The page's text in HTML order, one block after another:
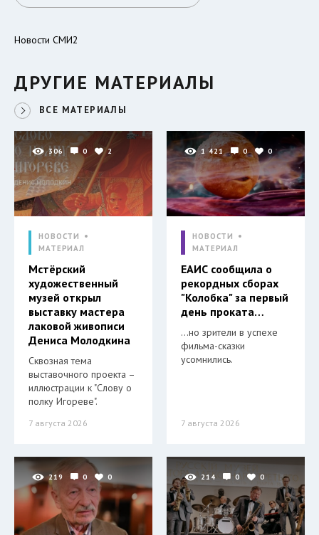
Новости СМИ2
ДРУГИЕ МАТЕРИАЛЫ
ВСЕ МАТЕРИАЛЫ
306 0 2
НОВОСТИ
МАТЕРИАЛ
Мстёрский
художественный
музей открыл
выставку мастера
лаковой живописи
Дениса Молодкина
Сквозная тема
выставочного проекта –
иллюстрации к "Слову о
полку Игореве".
7 августа 2026
1 421 0 0
НОВОСТИ
МАТЕРИАЛ
ЕАИС сообщила о
рекордных сборах
"Колобка" за первый
день проката…
…но зрители в успехе
фильма-сказки
усомнились.
7 августа 2026
219 0 0 214 0 0